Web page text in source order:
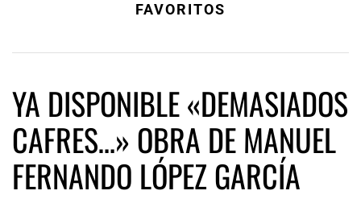
FAVORITOS
YA DISPONIBLE «DEMASIADOS
CAFRES…» OBRA DE MANUEL
FERNANDO LÓPEZ GARCÍA